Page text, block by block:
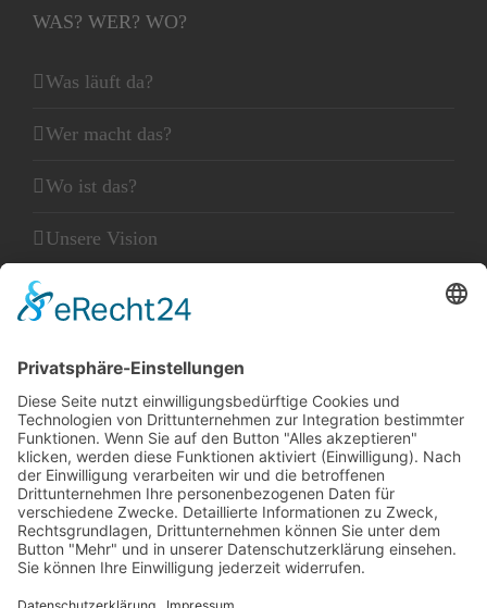
WAS? WER? WO?
Was läuft da?
Wer macht das?
Wo ist das?
Unsere Vision
Unser Leitbild
KLEINGEDRUCKTES
Kontakt
Datenschutz
Impressum